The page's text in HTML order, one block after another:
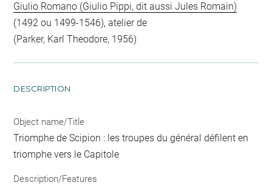
Giulio Romano (Giulio Pippi, dit aussi Jules Romain)
(1492 ou 1499-1546), atelier de
(Parker, Karl Theodore, 1956)
DESCRIPTION
Object name/Title
Triomphe de Scipion : les troupes du général défilent en
triomphe vers le Capitole
Description/Features